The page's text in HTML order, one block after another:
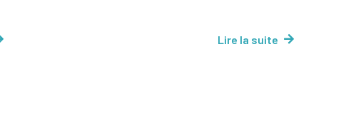
Lire la suite